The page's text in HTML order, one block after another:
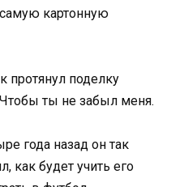
картонную
протянул поделку
ты не забыл меня.
года назад он так
как будет учить его